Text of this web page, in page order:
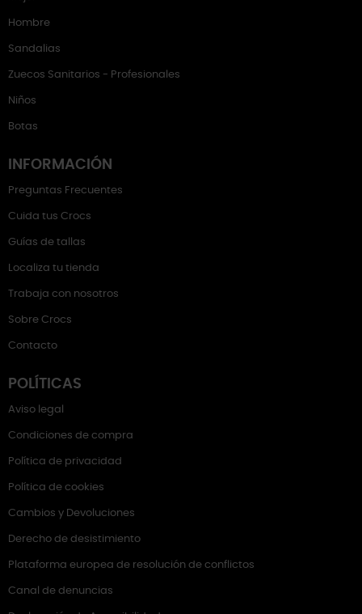
Hombre
Sandalias
Zuecos Sanitarios - Profesionales
Niños
Botas
INFORMACIÓN
Preguntas Frecuentes
Cuida tus Crocs
Guías de tallas
Localiza tu tienda
Trabaja con nosotros
Sobre Crocs
Contacto
POLÍTICAS
Aviso legal
Condiciones de compra
Política de privacidad
Política de cookies
Cambios y Devoluciones
Derecho de desistimiento
Plataforma europea de resolución de conflictos
Canal de denuncias